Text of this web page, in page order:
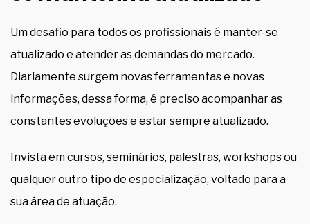
Um desafio para todos os profissionais é manter-se
atualizado e atender as demandas do mercado.
Diariamente surgem novas ferramentas e novas
informações, dessa forma, é preciso acompanhar as
constantes evoluções e estar sempre atualizado.
Invista em cursos, seminários, palestras, workshops ou
qualquer outro tipo de especialização, voltado para a
sua área de atuação.